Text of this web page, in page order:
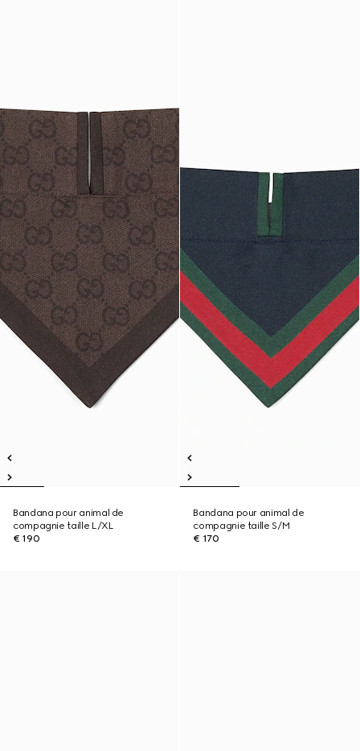
Bandana pour animal de
compagnie taille L/XL
€ 190
Bandana pour animal de
compagnie taille S/M
€ 170